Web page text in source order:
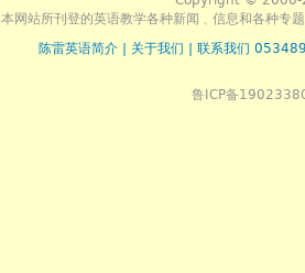
本网站所刊登的英语教学各种新闻﹑信息和各种专
陈雷英语简介
关于我们 联系我们
鲁ICP备